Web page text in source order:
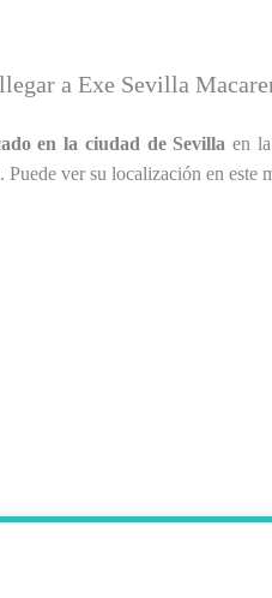
a Exe Sevilla
en la ciudad de Sevilla en
ver su localización en este